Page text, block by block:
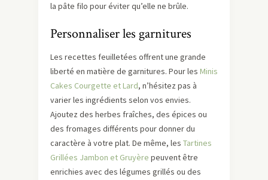
la pâte filo pour éviter qu’elle ne brûle.
Personnaliser les garnitures
Les recettes feuilletées offrent une grande
liberté en matière de garnitures. Pour les Minis
Cakes Courgette et Lard, n’hésitez pas à
varier les ingrédients selon vos envies.
Ajoutez des herbes fraîches, des épices ou
des fromages différents pour donner du
caractère à votre plat. De même, les Tartines
Grillées Jambon et Gruyère peuvent être
enrichies avec des légumes grillés ou des